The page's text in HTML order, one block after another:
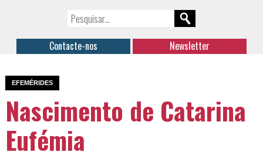
Contacte-nos Newsletter
EFEMÉRIDES
Nascimento de Catarina
Eufémia